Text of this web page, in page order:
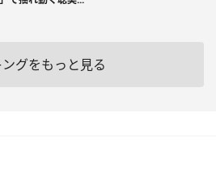
グをもっと見る